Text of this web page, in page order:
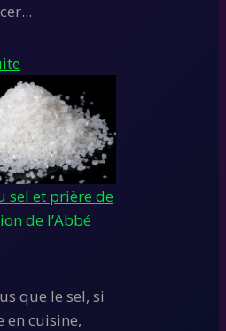
sel et prière de
de l’Abbé
que le sel, si
en cuisine,